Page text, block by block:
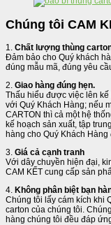
Chúng tôi CAM
1. Chất lượng thùng
Đảm bảo cho Quý khách
đúng mẫu mã, đúng yêu
2. Giao hàng đúng hẹn.
Thấu hiểu được việc lên
với Quý Khách Hàng; nếu
CARTON thì cả một hệ
kế hoạch sản xuất, tập
hàng cho Quý Khách Hàng
3. Giá cả cạnh tranh
Với dây chuyền hiện đại,
CAM KẾT cung cấp sản
4. Không phân biệt bạn
Chúng tôi lấy cám kích khi
carton của chúng tôi.
hàng chúng tôi đều đáp